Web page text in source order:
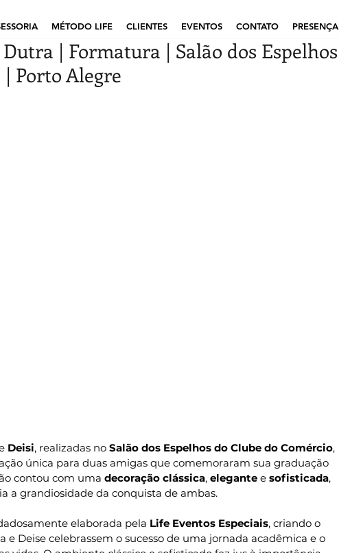
MÉTODO LIFE CLIENTES EVENTOS CONTATO PRESENÇA
Dutra | Formatura | Salão dos Espelhos
Porto Alegre
Deisi, realizadas no Salão dos Espelhos do Clube do Comércio,
única para duas amigas que comemoraram sua graduação
contou com uma decoração clássica, elegante e sofisticada,
a grandiosidade da conquista de ambas.
elaborada pela Life Eventos Especiais, criando o
e Deise celebrassem o sucesso de uma jornada acadêmica e o